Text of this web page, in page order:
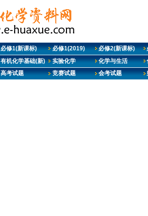
必修1(新课标) 必修1(2019) 必修2(新课标)
有机化学基础(新) 实验化学 化学与生活
高考试题 竞赛试题 会考试题